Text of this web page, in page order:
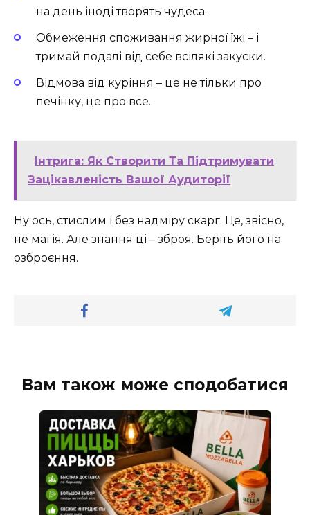
на день іноді творять чудеса.
Обмеження споживання жирної їжі – і
тримай подалі від себе всілякі закуски.
Відмова від куріння – це не тільки про
печінку, це про все.
Інтрига: Як Створити Та Підтримувати
Зацікавленість Вашої Аудиторії
Ну ось, стислим і без надміру скарг. Це, звісно,
не магія. Але знання ці – зброя. Беріть його на
озброєння.
Вам також може сподобатися